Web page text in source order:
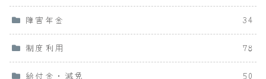
障害年金 34
制度利用 78
給付金・減免 50